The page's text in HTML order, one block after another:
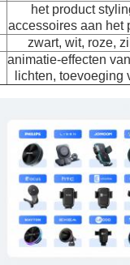
het product
accessoires aan het
zwart, wit, roze,
animatie-effecten
lichten, toevoeging